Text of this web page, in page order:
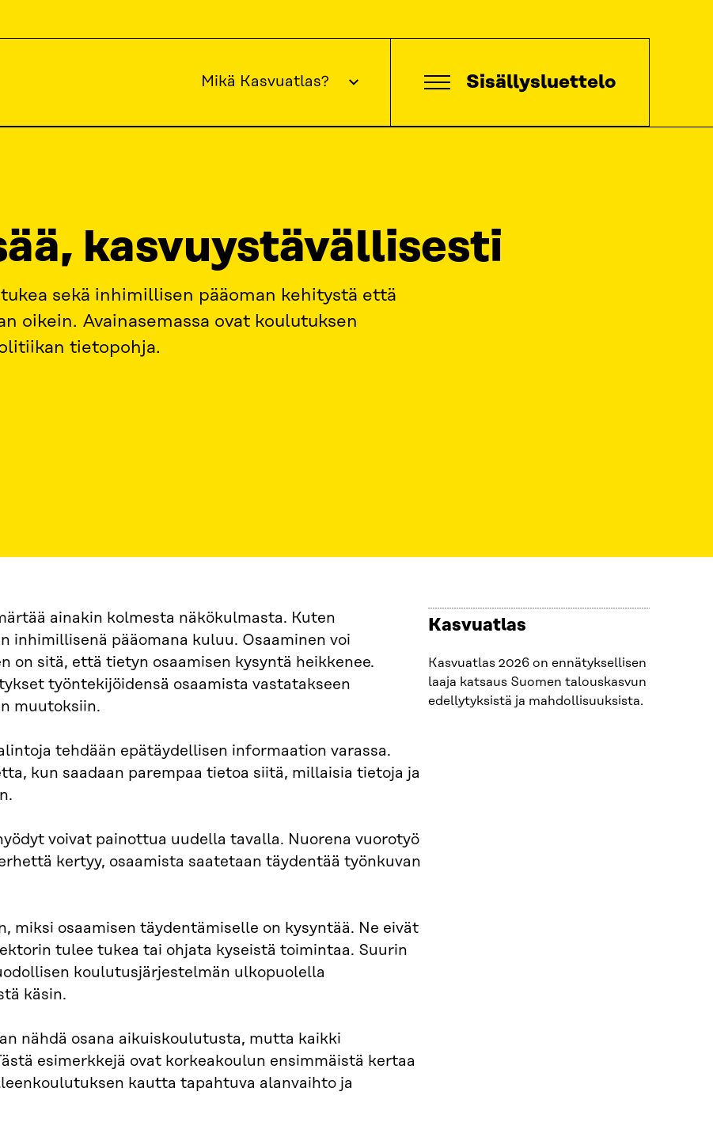
Mikä Kasvuatlas?
Sisällysluettelo
kasvuystävällisesti
sekä inhimillisen pääoman kehitystä että
oikein. Avainasemassa ovat koulutuksen
tietopohja.
ainakin kolmesta näkökulmasta. Kuten
inhimillisenä pääomana kuluu. Osaaminen voi
on sitä, että tietyn osaamisen kysyntä heikkenee.
työntekijöidensä osaamista vastatakseen
muutoksiin.
tehdään epätäydellisen informaation varassa.
kun saadaan parempaa tietoa siitä, millaisia tietoja ja
voivat painottua uudella tavalla. Nuorena vuorotyö
kertyy, osaamista saatetaan täydentää työnkuvan
miksi osaamisen täydentämiselle on kysyntää. Ne eivät
tulee tukea tai ohjata kyseistä toimintaa. Suurin
koulutusjärjestelmän ulkopuolella
käsin.
nähdä osana aikuiskoulutusta, mutta kaikki
esimerkkejä ovat korkeakoulun ensimmäistä kertaa
kautta tapahtuva alanvaihto ja
Kasvuatlas
Kasvuatlas 2026 on ennätyksellisen
laaja katsaus Suomen talouskasvun
edellytyksistä ja mahdollisuuksista.